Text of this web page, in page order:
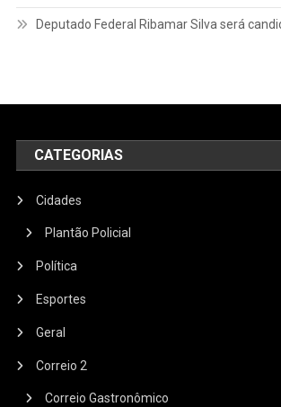
Deputado Federal Ribamar Silva será
CATEGORIAS
Cidades
Plantão Policial
Política
Esportes
Geral
Correio 2
Correio Gastronômico